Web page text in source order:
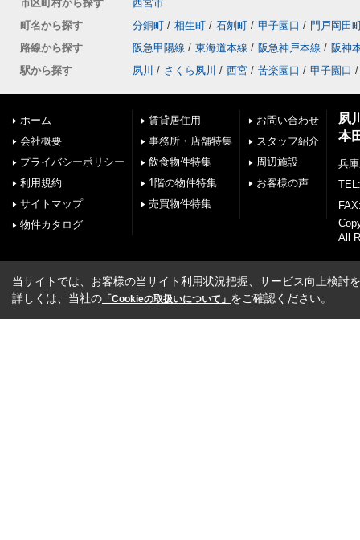
市区町村から探す
西宮市
町名から探す
分銅町 / 相生町 / 石刎町 / 甲子園口 / 門戸岡田
路線から探す
阪急甲陽線 / 東海道本線 / 阪急神戸本線 / 阪神
駅から探す
夙川 / さくら夙川 / 西宮 / 苦楽園口 / 甲子園口 /
ホーム
会社概要
プライバシーポリシー
利用規約
サイトマップ
物件カタログ
賃貸居住用
事務所・店舗特集
飲食物件特集
1階の物件特集
売買物件特集
お問い合わせ
スタッフ紹介
周辺施設
お客様の声
夙
本
兵
All
当サイトでは、お客様の当サイト利用状況把握、サービス向上検討
詳しくは、当社の 「Cookieの取扱いについて」 をご確認ください。